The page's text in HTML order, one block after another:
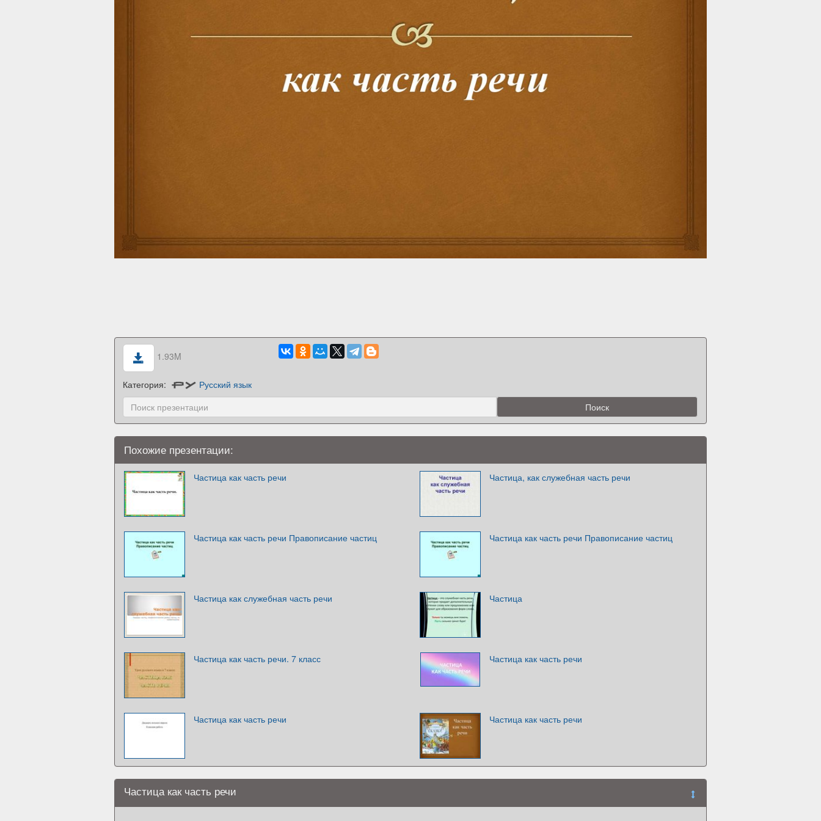
1.93M
Категория: Русский язык
Похожие презентации:
Частица как часть речи Частица, как служебная часть речи
Частица как часть речи Правописание частиц Частица как часть речи Правописание частиц
Частица как служебная часть речи Частица
Частица как часть речи. 7 класс Частица как часть речи
Частица как часть речи Частица как часть речи
Частица как часть речи